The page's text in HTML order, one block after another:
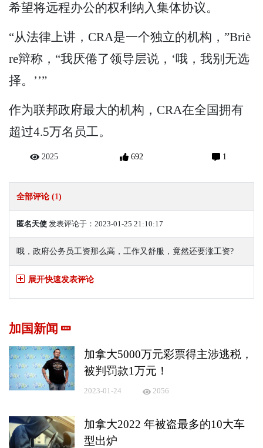
希望将远程办公的权利纳入集体协议。
“从法律上讲，CRA是一个独立的机构，”Briè
re辩称，“我厌倦了领导层说，‘哦，我别无选
择。’’”
作为联邦政府最大的机构，CRA在全国拥有
超过4.5万名员工。
2025 692 1
全部评论 (1)
匿名天使 发表评论于：2023-01-25 21:10:17
哦，政府公务员工资那么高，工作又舒服，竟然还要涨工资?
展开快速发表评论
加国新闻
加拿大5000万元彩票得主涉逃税，
被判罚款1万元！
2023-01-24 2056
加拿大2022 年被盗最多的10大车
型出炉